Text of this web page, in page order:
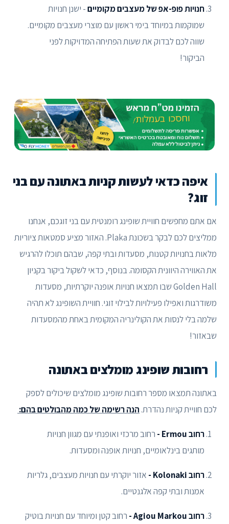
חנויות פופ-אפ של מעצבים מקומיים- ישנן חנויות
שמוקמות במיוחד בימי ראשון עם מוצרי מעצבים מקומיים.
שווה לכם לבדוק את שעות הפתיחה המדויקות לפני
הביקור!
איפה כדאי לעשות קניות באתונה עם בני
זוג?
אם אתם מחפשים חוויית שופינג רומנטית עם בני זוגכם, אנחנו
ממליצים לכם לבקר בשכונת Plaka. האזור מציע סמטאות ציוריות
מלאות בחנויות קטנות, מסעדות ובתי קפה, שבהם תוכלו להרגיש
את האווירה היוונית הקסומה. בנוסף, כדאי לשקול ביקור בקניון
Golden Hall שבו תמצאו חנויות אופנה יוקרתיות, מסעדות
משודרגות ואפילו פעילויות לבילוי זוגי. חוויית השופינג לא תהיה
שלמה בלי לנסות את הקולינריה המקומית באחת מהמסעדות
שבאזור!
רחובות שופינג מומלצים באתונה
באתונה תמצאו מספר רחובות שופינג מומלצים שיכולים לספק
לכם חוויית קניות נהדרת. הנה רשימה של כמה מהבולטים בהם:
רחוב Ermou -
רחוב מרכזי ואופנתי עם מגוון חנויות
מותגים בינלאומיים, חנויות אופנה ומסעדות.
רחוב Kolonaki -
אזור יוקרתי עם חנויות מעצבים, גלריות
אמנות ובתי קפה אלגנטיים.
רחוב Agiou Markou - רחוב קטן ומיוחד עם חנויות בוטיק